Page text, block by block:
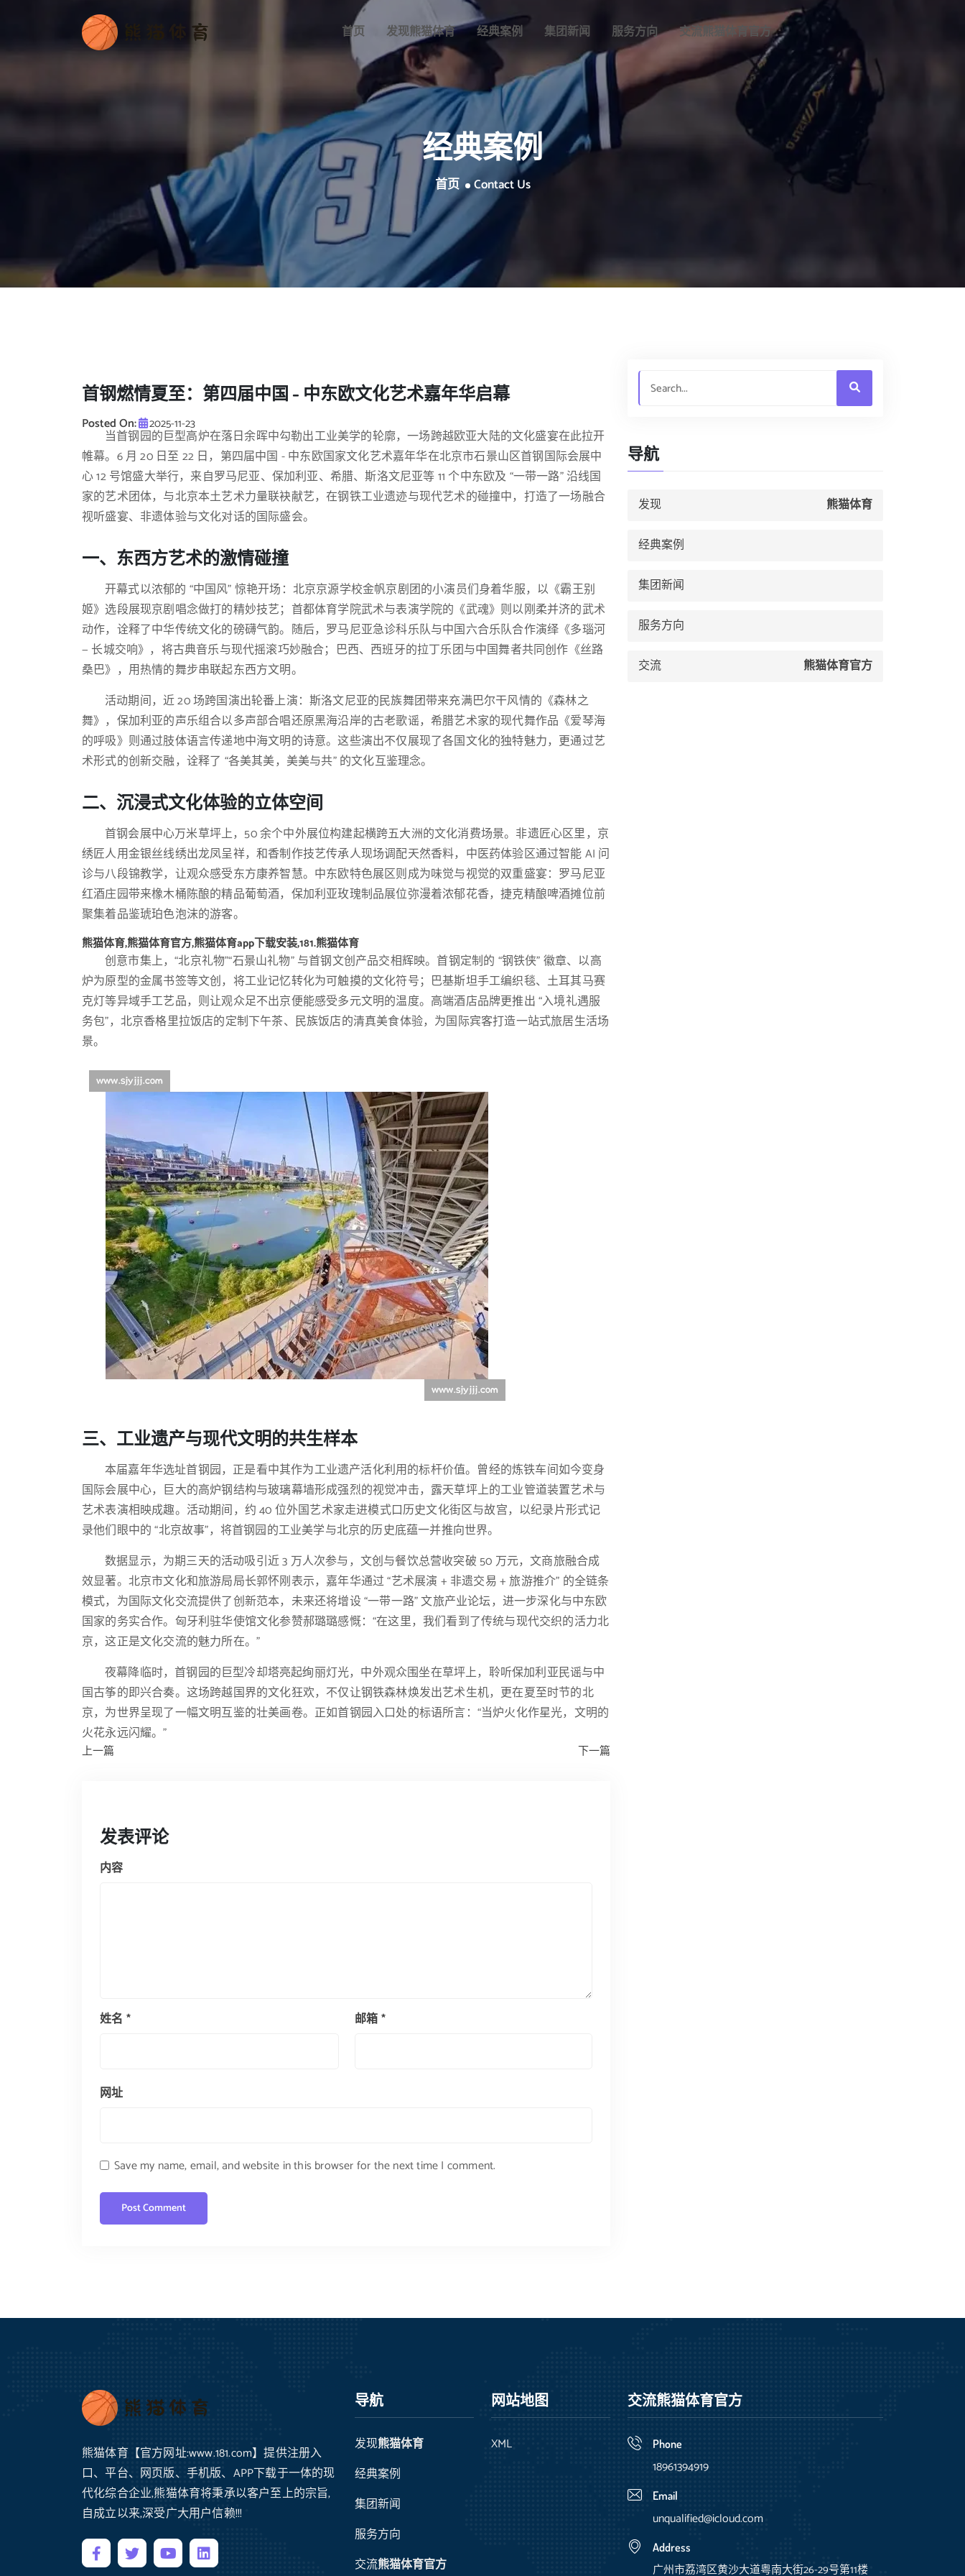
首页 发现熊猫体育 经典案例 集团新闻 服务方向 交流熊猫体育官方
经典案例
首页 Contact Us
首钢燃情夏至：第四届中国 - 中东欧文化艺术嘉年华启幕
Posted On: 2025-11-23
当首钢园的巨型高炉在落日余晖中勾勒出工业美学的轮廓，一场跨越欧亚大陆的文化盛宴在此拉开
帷幕。6 月 20 日至 22 日，第四届中国 - 中东欧国家文化艺术嘉年华在北京市石景山区首钢国际会展中
心 12 号馆盛大举行，来自罗马尼亚、保加利亚、希腊、斯洛文尼亚等 11 个中东欧及 “一带一路” 沿线国
家的艺术团体，与北京本土艺术力量联袂献艺，在钢铁工业遗迹与现代艺术的碰撞中，打造了一场融合
视听盛宴、非遗体验与文化对话的国际盛会。
一、东西方艺术的激情碰撞
开幕式以浓郁的 “中国风” 惊艳开场：北京京源学校金帆京剧团的小演员们身着华服，以《霸王别
姬》选段展现京剧唱念做打的精妙技艺；首都体育学院武术与表演学院的《武魂》则以刚柔并济的武术
动作，诠释了中华传统文化的磅礴气韵。随后，罗马尼亚急诊科乐队与中国六合乐队合作演绎《多瑙河
— 长城交响》，将古典音乐与现代摇滚巧妙融合；巴西、西班牙的拉丁乐团与中国舞者共同创作《丝路
桑巴》，用热情的舞步串联起东西方文明。
活动期间，近 20 场跨国演出轮番上演：斯洛文尼亚的民族舞团带来充满巴尔干风情的《森林之
舞》，保加利亚的声乐组合以多声部合唱还原黑海沿岸的古老歌谣，希腊艺术家的现代舞作品《爱琴海
的呼吸》则通过肢体语言传递地中海文明的诗意。这些演出不仅展现了各国文化的独特魅力，更通过艺
术形式的创新交融，诠释了 “各美其美，美美与共” 的文化互鉴理念。
二、沉浸式文化体验的立体空间
首钢会展中心万米草坪上，50 余个中外展位构建起横跨五大洲的文化消费场景。非遗匠心区里，京
绣匠人用金银丝线绣出龙凤呈祥，和香制作技艺传承人现场调配天然香料，中医药体验区通过智能 AI 问
诊与八段锦教学，让观众感受东方康养智慧。中东欧特色展区则成为味觉与视觉的双重盛宴：罗马尼亚
红酒庄园带来橡木桶陈酿的精品葡萄酒，保加利亚玫瑰制品展位弥漫着浓郁花香，捷克精酿啤酒摊位前
聚集着品鉴琥珀色泡沫的游客。
熊猫体育,熊猫体育官方,熊猫体育app下载安装,181.熊猫体育
创意市集上，“北京礼物”“石景山礼物” 与首钢文创产品交相辉映。首钢定制的 “钢铁侠” 徽章、以高
炉为原型的金属书签等文创，将工业记忆转化为可触摸的文化符号；巴基斯坦手工编织毯、土耳其马赛
克灯等异域手工艺品，则让观众足不出京便能感受多元文明的温度。高端酒店品牌更推出 “入境礼遇服
务包”，北京香格里拉饭店的定制下午茶、民族饭店的清真美食体验，为国际宾客打造一站式旅居生活场
景。
三、工业遗产与现代文明的共生样本
本届嘉年华选址首钢园，正是看中其作为工业遗产活化利用的标杆价值。曾经的炼铁车间如今变身
国际会展中心，巨大的高炉钢结构与玻璃幕墙形成强烈的视觉冲击，露天草坪上的工业管道装置艺术与
艺术表演相映成趣。活动期间，约 40 位外国艺术家走进模式口历史文化街区与故宫，以纪录片形式记
录他们眼中的 “北京故事”，将首钢园的工业美学与北京的历史底蕴一并推向世界。
数据显示，为期三天的活动吸引近 3 万人次参与，文创与餐饮总营收突破 50 万元，文商旅融合成
效显著。北京市文化和旅游局局长郭怀刚表示，嘉年华通过 “艺术展演 + 非遗交易 + 旅游推介” 的全链条
模式，为国际文化交流提供了创新范本，未来还将增设 “一带一路” 文旅产业论坛，进一步深化与中东欧
国家的务实合作。匈牙利驻华使馆文化参赞郝璐璐感慨：“在这里，我们看到了传统与现代交织的活力北
京，这正是文化交流的魅力所在。”
夜幕降临时，首钢园的巨型冷却塔亮起绚丽灯光，中外观众围坐在草坪上，聆听保加利亚民谣与中
国古筝的即兴合奏。这场跨越国界的文化狂欢，不仅让钢铁森林焕发出艺术生机，更在夏至时节的北
京，为世界呈现了一幅文明互鉴的壮美画卷。正如首钢园入口处的标语所言：“当炉火化作星光，文明的
火花永远闪耀。”
上一篇 下一篇
发表评论
内容
姓名 * 邮箱*
网址
Save my name, email, and website in this browser for the next time I comment.
导航
发现 熊猫体育
经典案例
集团新闻
服务方向
交流 熊猫体育官方
熊猫体育【官方网址:www.181.com】提供注册入
口、平台、网页版、手机版、APP下载于一体的现
代化综合企业,熊猫体育将秉承以客户至上的宗旨,
自成立以来,深受广大用户信赖!!!
导航
发现熊猫体育
经典案例
集团新闻
服务方向
交流熊猫体育官方
网站地图
XML
交流熊猫体育官方
Phone
18961394919
Email
unqualified@icloud.com
Address
广州市荔湾区黄沙大道粤南大街26-29号第11楼